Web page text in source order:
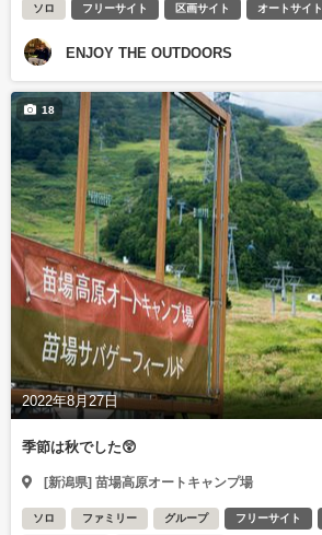
ソロ フリーサイト 区画サイト オートサイト
ENJOY THE OUTDOORS
2022年8月27日
18
季節は秋でした😲
[新潟県] 苗場高原オートキャンプ場
ソロ ファミリー グループ フリーサイト